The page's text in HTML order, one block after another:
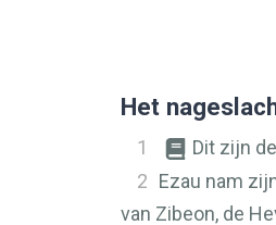
Het
1
Dit zijn
2 Ezau nam
van Zibeon, de